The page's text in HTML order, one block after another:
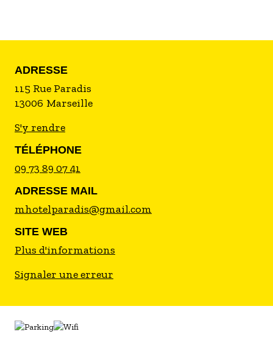
ADRESSE
115 Rue Paradis
13006 Marseille
S'y rendre
TÉLÉPHONE
09 73 89 07 41
ADRESSE MAIL
mhotelparadis@gmail.com
SITE WEB
Plus d'informations
Signaler une erreur